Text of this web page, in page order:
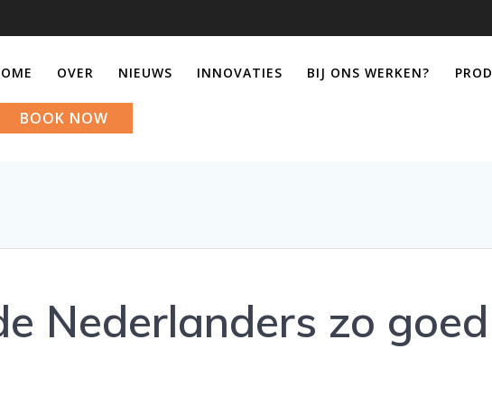
OVER NIEUWS INNOVATIES BIJ ONS WERKEN?
BOOK NOW
Nederlanders zo